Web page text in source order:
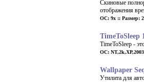
Скиновые
отображения
ОС: 9x :: Размер:
TimeToSleep
TimeToSleep -
ОС:
Wallpaper
Утилита для